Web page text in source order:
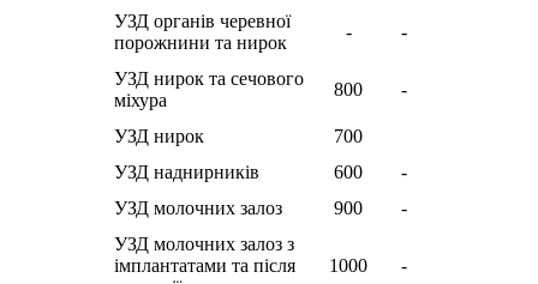
УЗД органів черевної
порожнини та нирок
- -
УЗД нирок та сечового
міхура
800 -
УЗД нирок
700
УЗД наднирникiв
600
-
УЗД молочних залоз
900
-
УЗД молочних залоз з
імплантатами та після
1000 -